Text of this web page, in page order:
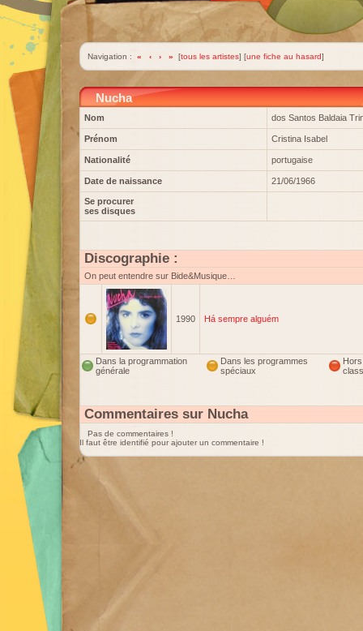
Navigation : « ‹ › » [tous les artistes] [une fiche au hasard]
Nucha
Nom dos Santos Baldaia
Prénom Cristina Isabel
Nationalité portugaise
Date de naissance 21/06/1966
Se procurer
ses disques
Discographie :
On peut entendre sur Bide&Musique…
1990 Há sempre alguém
Dans la programmation
générale
Dans les programmes
spéciaux
Hors
Commentaires sur Nucha
Pas de commentaires !
Il faut être identifié pour ajouter un commentaire !